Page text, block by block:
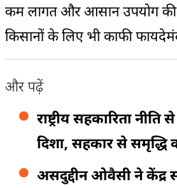
कम लागत और आसान उपयोग
किसानों के लिए भी काफी
और पढ़ें
राष्ट्रीय सहकारिता
दिशा, सहकार से समृद्धि
असदुद्दीन ओवैसी ने केंद्र